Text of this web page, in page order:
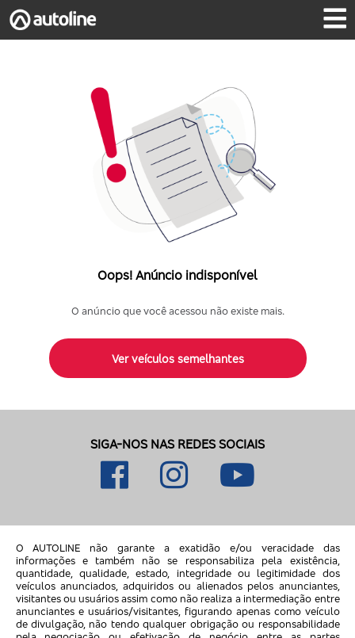
Oops! Anúncio indisponível
O anúncio que você acessou não existe mais.
Ver veículos semelhantes
SIGA-NOS NAS REDES SOCIAIS
O AUTOLINE não garante a exatidão e/ou veracidade das
informações e também não se responsabiliza pela existência,
quantidade, qualidade, estado, integridade ou legitimidade dos
veículos anunciados, adquiridos ou alienados pelos anunciantes,
visitantes ou usuários assim como não realiza a intermediação entre
anunciantes e usuários/visitantes, figurando apenas como veículo
de divulgação, não tendo qualquer obrigação ou responsabilidade